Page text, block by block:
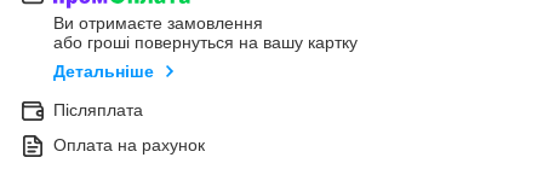
Ви отримаєте замовлення
або гроші повернуться на вашу картку
Детальніше
Післяплата
Оплата на рахунок